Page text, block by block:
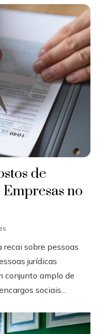
de
no
recai sobre pessoas
jurídicas
conjunto amplo de
sociais...